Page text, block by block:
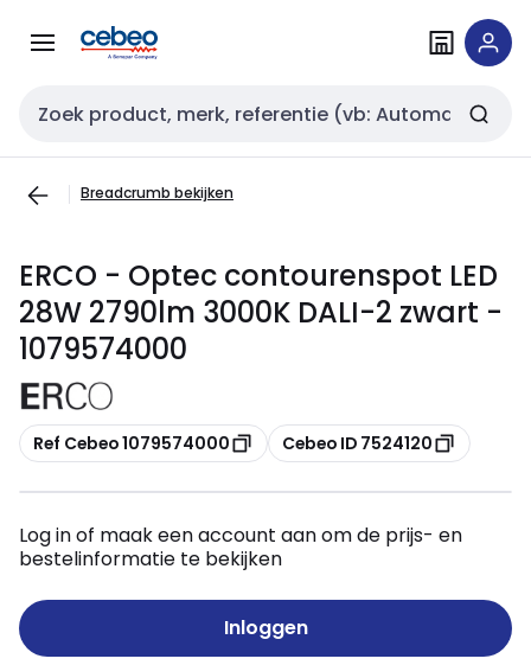
naar
naar
Zoekveld invoer
Breadcrumb bekijken
ERCO - Optec contourenspot LED
28W 2790lm 3000K DALI-2 zwart -
1079574000
Kopiëren
Ref Cebeo 1079574000 Kopiëren
Cebeo ID 7524120
Log in of maak een account aan om de prijs- en
bestelinformatie te bekijken
Inloggen